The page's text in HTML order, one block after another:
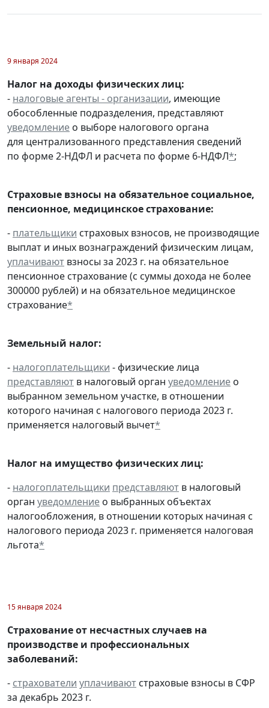
9 января 2024
Налог на доходы физических лиц:
- налоговые агенты - организации, имеющие
обособленные подразделения, представляют
уведомление о выборе налогового органа
для централизованного представления сведений
по форме 2-НДФЛ и расчета по форме 6-НДФЛ*;
Страховые взносы на обязательное социальное,
пенсионное, медицинское страхование:
- плательщики страховых взносов, не производящие
выплат и иных вознаграждений физическим лицам,
уплачивают взносы за 2023 г. на обязательное
пенсионное страхование (с суммы дохода не более
300000 рублей) и на обязательное медицинское
страхование*
Земельный налог:
- налогоплательщики - физические лица
представляют в налоговый орган уведомление о
выбранном земельном участке, в отношении
которого начиная с налогового периода 2023 г.
применяется налоговый вычет*
Налог на имущество физических лиц:
- налогоплательщики представляют в налоговый
орган уведомление о выбранных объектах
налогообложения, в отношении которых начиная с
налогового периода 2023 г. применяется налоговая
льгота*
15 января 2024
Страхование от несчастных случаев на
производстве и профессиональных
заболеваний:
- страхователи уплачивают страховые взносы в СФР
за декабрь 2023 г.